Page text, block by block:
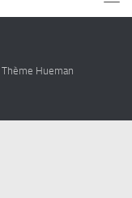
Thème Hueman